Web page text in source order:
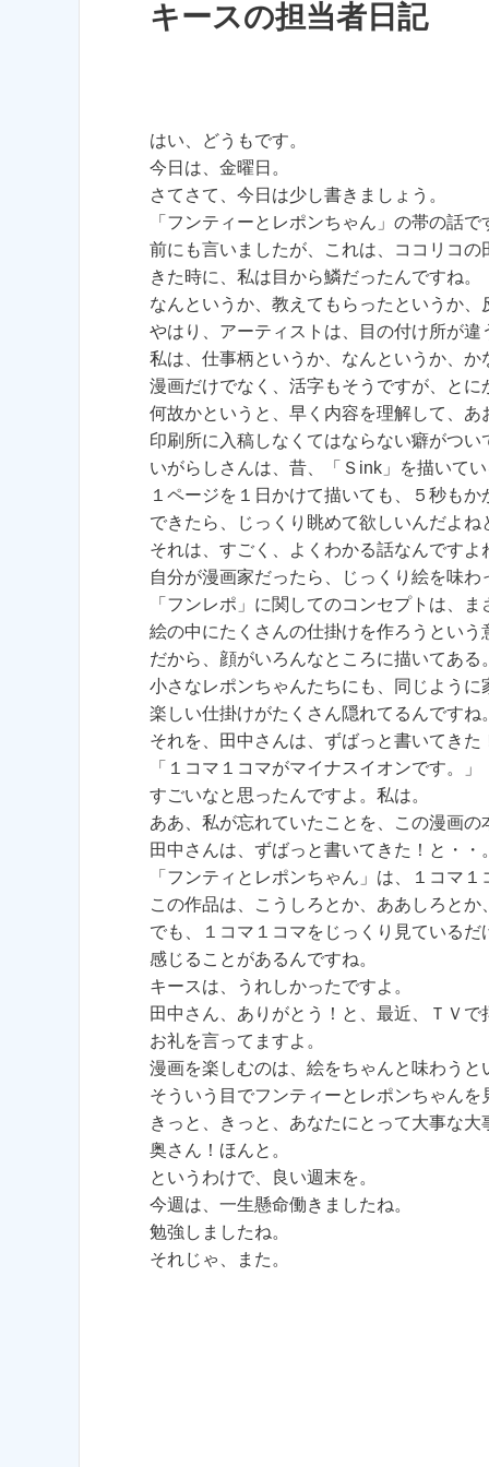
キースの担当者日記
はい、どうもです。
今日は、金曜日。
さてさて、今日は少し書きましょう。
「フンティーとレポンちゃん」の帯の話で
前にも言いましたが、これは、ココリコの
きた時に、私は目から鱗だったんですね。
なんというか、教えてもらったというか、
やはり、アーティストは、目の付け所が違
私は、仕事柄というか、なんというか、か
漫画だけでなく、活字もそうですが、とに
何故かというと、早く内容を理解して、
印刷所に入稿しなくてはならない癖がつい
いがらしさんは、昔、「Ｓink」を描いて
１ページを１日かけて描いても、５秒も
できたら、じっくり眺めて欲しいんだよね
それは、すごく、よくわかる話なんですよ
自分が漫画家だったら、じっくり絵を味わ
「フンレポ」に関してのコンセプトは、
絵の中にたくさんの仕掛けを作ろうという
だから、顔がいろんなところに描いてある
小さなレポンちゃんたちにも、同じように
楽しい仕掛けがたくさん隠れてるんですね
それを、田中さんは、ずばっと書いてきた
「１コマ１コマがマイナスイオンです。」
すごいなと思ったんですよ。私は。
ああ、私が忘れていたことを、この漫画の
田中さんは、ずばっと書いてきた！と・・。
「フンティとレポンちゃん」は、１コマ
この作品は、こうしろとか、ああしろとか
でも、１コマ１コマをじっくり見ているだ
感じることがあるんですね。
キースは、うれしかったですよ。
田中さん、ありがとう！と、最近、ＴＶで
お礼を言ってますよ。
漫画を楽しむのは、絵をちゃんと味わうと
そういう目でフンティーとレポンちゃんを
きっと、きっと、あなたにとって大事な大
奥さん！ほんと。
というわけで、良い週末を。
今週は、一生懸命働きましたね。
勉強しましたね。
それじゃ、また。